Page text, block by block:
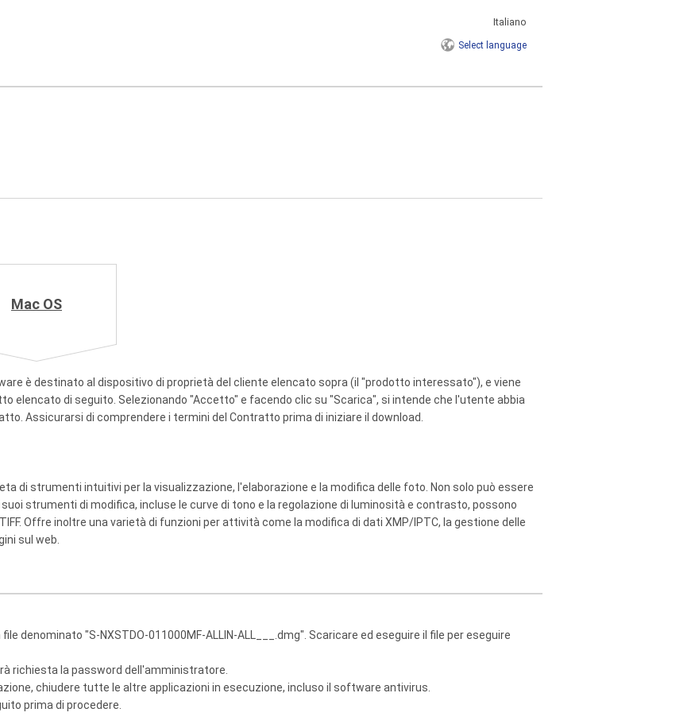
Italiano
Select language
Mac OS
è destinato al dispositivo di proprietà del cliente elencato sopra (il "prodotto interessato"), e viene
elencato di seguito. Selezionando "Accetto" e facendo clic su "Scarica", si intende che l'utente abbia
Assicurarsi di comprendere i termini del Contratto prima di iniziare il download.
di strumenti intuitivi per la visualizzazione, l'elaborazione e la modifica delle foto. Non solo può essere
strumenti di modifica, incluse le curve di tono e la regolazione di luminosità e contrasto, possono
Offre inoltre una varietà di funzioni per attività come la modifica di dati XMP/IPTC, la gestione delle
sul web.
denominato "S-NXSTDO-011000MF-ALLIN-ALL___.dmg". Scaricare ed eseguire il file per eseguire
richiesta la password dell'amministratore.
chiudere tutte le altre applicazioni in esecuzione, incluso il software antivirus.
prima di procedere.